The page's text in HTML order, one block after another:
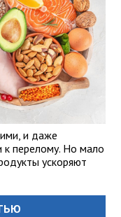
и даже
перелому. Но мало
ускоряют